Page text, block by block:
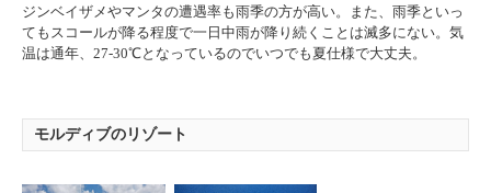
ジンベイザメやマンタの遭遇率も雨季の方が高い。また、雨季といっ
てもスコールが降る程度で一日中雨が降り続くことは滅多にない。気
温は通年、27-30℃となっているのでいつでも夏仕様で大丈夫。
モルディブのリゾート